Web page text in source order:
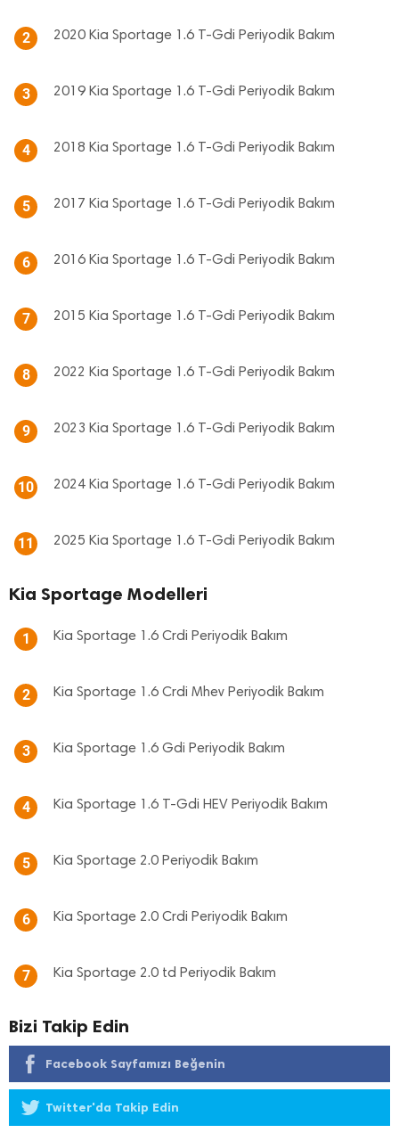
2 2020 Kia Sportage 1.6 T-Gdi Periyodik Bakım
3 2019 Kia Sportage 1.6 T-Gdi Periyodik Bakım
4 2018 Kia Sportage 1.6 T-Gdi Periyodik Bakım
5 2017 Kia Sportage 1.6 T-Gdi Periyodik Bakım
6 2016 Kia Sportage 1.6 T-Gdi Periyodik Bakım
7 2015 Kia Sportage 1.6 T-Gdi Periyodik Bakım
8 2022 Kia Sportage 1.6 T-Gdi Periyodik Bakım
9 2023 Kia Sportage 1.6 T-Gdi Periyodik Bakım
10 2024 Kia Sportage 1.6 T-Gdi Periyodik Bakım
11 2025 Kia Sportage 1.6 T-Gdi Periyodik Bakım
Kia Sportage Modelleri
1 Kia Sportage 1.6 Crdi Periyodik Bakım
2 Kia Sportage 1.6 Crdi Mhev Periyodik Bakım
3 Kia Sportage 1.6 Gdi Periyodik Bakım
4 Kia Sportage 1.6 T-Gdi HEV Periyodik Bakım
5 Kia Sportage 2.0 Periyodik Bakım
6 Kia Sportage 2.0 Crdi Periyodik Bakım
7 Kia Sportage 2.0 td Periyodik Bakım
Bizi Takip Edin
Facebook Sayfamızı Beğenin
Twitter'da Takip Edin